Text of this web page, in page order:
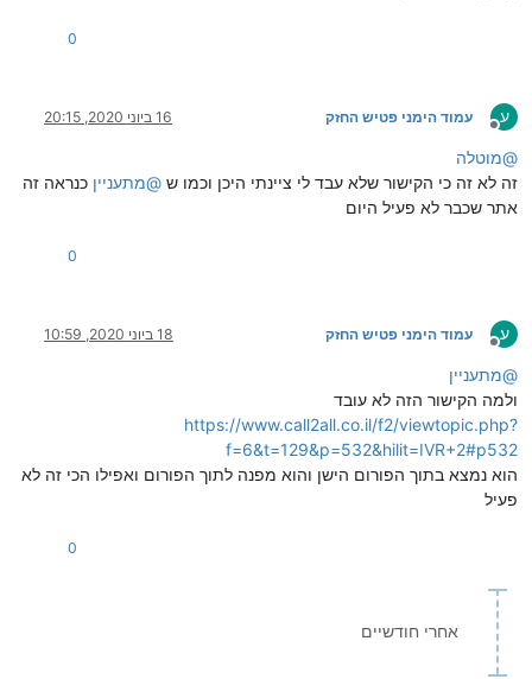
0
ע
מנותק
עמוד הימני פטיש החזק 16 ביוני 2020, 20:15
@מוטלה
זה לא זה כי הקישור שלא עבד לי ציינתי היכן וכמו ש @מתעניין כנראה זה
אתר שכבר לא פעיל היום
0
ע
מנותק
עמוד הימני פטיש החזק 18 ביוני 2020, 10:59
@מתעניין
ולמה הקישור הזה לא עובד
https://www.call2all.co.il/f2/viewtopic.php?
f=6&t=129&p=532&hilit=IVR+2#p532
הוא נמצא בתוך הפורום הישן והוא מפנה לתוך הפורום ואפילו הכי זה לא
פעיל
0
אחרי חודשיים